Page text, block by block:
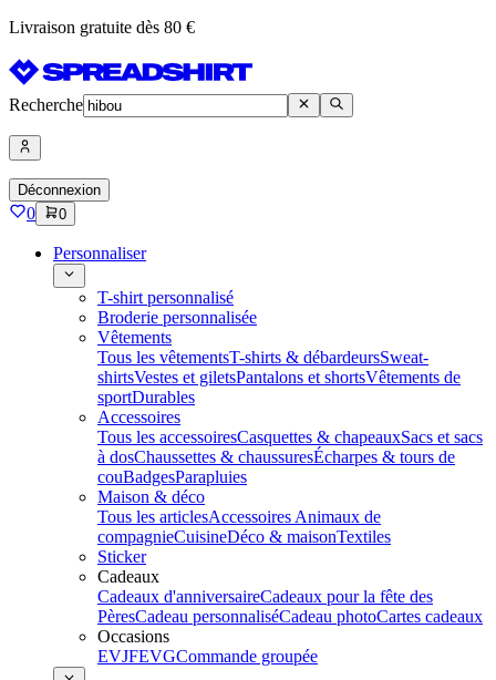
Livraison gratuite dès 80 €
Recherche
Déconnexion
0 0
Personnaliser
T-shirt personnalisé
Broderie personnalisée
Vêtements
Tous les vêtementsT-shirts & débardeursSweat-
shirtsVestes et giletsPantalons et shortsVêtements de
sportDurables
Accessoires
Tous les accessoiresCasquettes & chapeauxSacs et sacs
à dosChaussettes & chaussuresÉcharpes & tours de
couBadgesParapluies
Maison & déco
Tous les articlesAccessoires Animaux de
compagnieCuisineDéco & maisonTextiles
Sticker
Cadeaux
Cadeaux d'anniversaireCadeaux pour la fête des
PèresCadeau personnaliséCadeau photoCartes cadeaux
Occasions
EVJFEVGCommande groupée